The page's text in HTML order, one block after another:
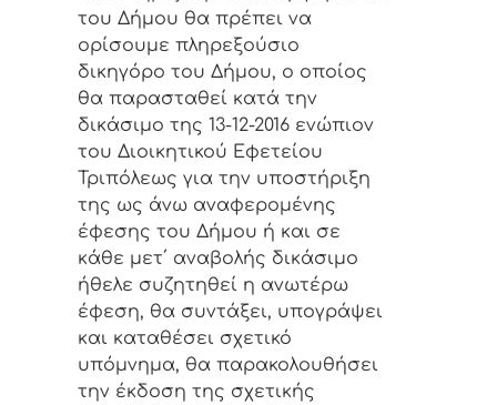
του Δήμου θα πρέπει να
ορίσουμε πληρεξούσιο
δικηγόρο του Δήμου, ο οποίος
θα παρασταθεί κατά την
δικάσιμο της 13-12-2016 ενώπιον
του Διοικητικού Εφετείου
Τριπόλεως για την υποστήριξη
της ως άνω αναφερομένης
έφεσης του Δήμου ή και σε
κάθε μετ΄ αναβολής δικάσιμο
ήθελε συζητηθεί η ανωτέρω
έφεση, θα συντάξει, υπογράψει
και καταθέσει σχετικό
υπόμνημα, θα παρακολουθήσει
την έκδοση της σχετικής